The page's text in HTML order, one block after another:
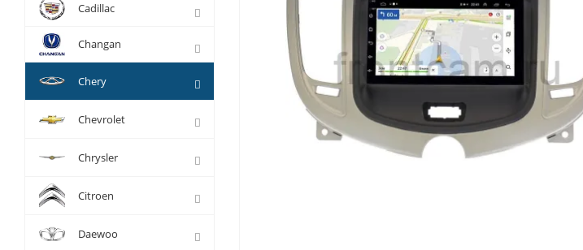
Cadillac
Changan
Chery
Chevrolet
Chrysler
Citroen
Daewoo